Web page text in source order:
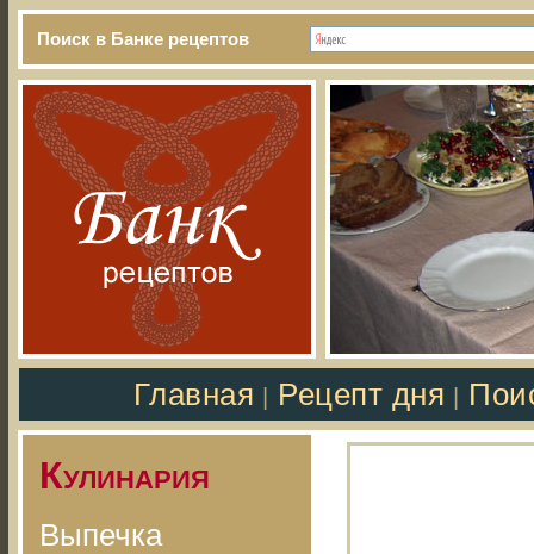
Поиск в Банке рецептов
Главная Рецепт дня
Кулинария
Выпечка